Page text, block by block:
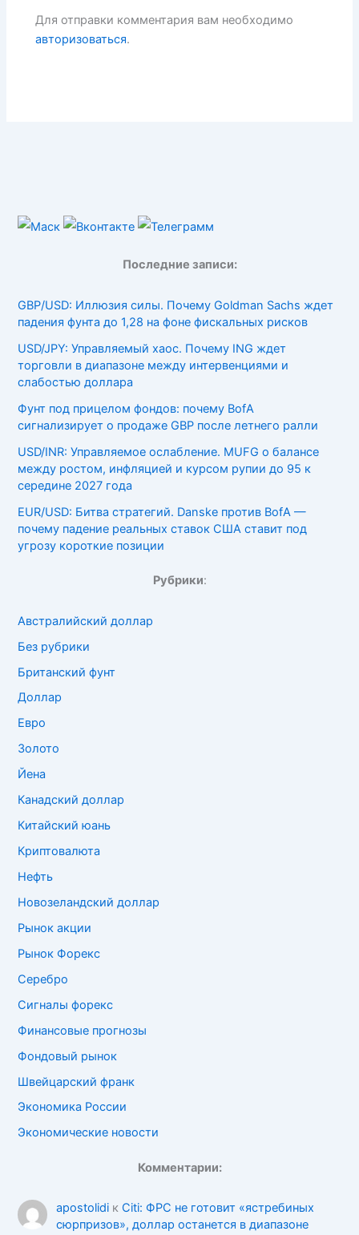
Для отправки комментария вам необходимо
авторизоваться.
Последние записи:
GBP/USD: Иллюзия силы. Почему Goldman Sachs ждет
падения фунта до 1,28 на фоне фискальных рисков
USD/JPY: Управляемый хаос. Почему ING ждет
торговли в диапазоне между интервенциями и
слабостью доллара
Фунт под прицелом фондов: почему BofA
сигнализирует о продаже GBP после летнего ралли
USD/INR: Управляемое ослабление. MUFG о балансе
между ростом, инфляцией и курсом рупии до 95 к
середине 2027 года
EUR/USD: Битва стратегий. Danske против BofA —
почему падение реальных ставок США ставит под
угрозу короткие позиции
Рубрики:
Австралийский доллар
Без рубрики
Британский фунт
Доллар
Евро
Золото
Йена
Канадский доллар
Китайский юань
Криптовалюта
Нефть
Новозеландский доллар
Рынок акции
Рынок Форекс
Серебро
Сигналы форекс
Финансовые прогнозы
Фондовый рынок
Швейцарский франк
Экономика России
Экономические новости
Комментарии:
apostolidiк Citi: ФРС не готовит «ястребиных
сюрпризов», доллар останется в диапазоне